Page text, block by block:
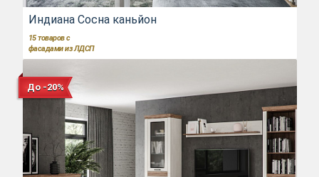
Индиана Сосна каньйон
15товаров с
фасадами из ЛДСП
До -20%